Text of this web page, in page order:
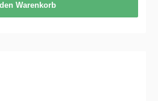
den Warenkorb